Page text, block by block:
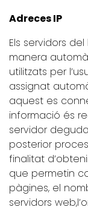
Adreces IP
Els servidors
manera
utilitzats per
assignat
aquest es
informació és
servidor
posterior
finalitat
que permetin
pàgines, el
servidors